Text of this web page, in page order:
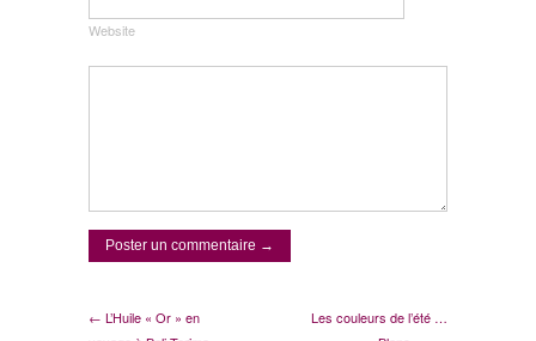
Website
← L’Huile « Or » en
Les couleurs de l’été …